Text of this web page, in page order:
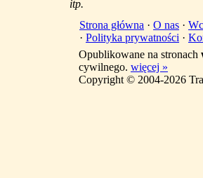
itp.
Strona główna · O nas ·
· Polityka prywatności ·
Opublikowane na stronach
cywilnego. więcej »
Copyright © 2004-2026